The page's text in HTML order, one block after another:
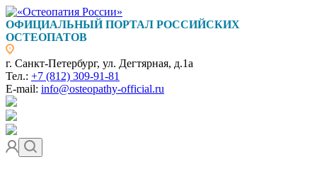
ОФИЦИАЛЬНЫЙ ПОРТАЛ РОССИЙСКИХ
ОСТЕОПАТОВ
г. Санкт-Петербург, ул. Дегтярная, д.1а
Тел.: +7 (812) 309-91-81
E-mail: info@osteopathy-official.ru